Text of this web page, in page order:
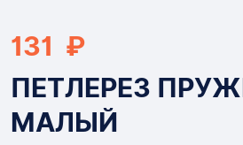
131 ₽
ПЕТЛЕРЕЗ
МАЛЫЙ